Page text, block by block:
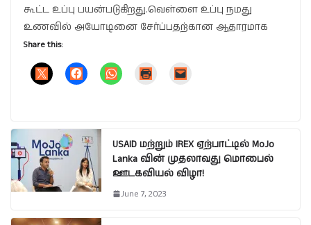
கூட்ட உப்பு பயன்படுகிறது.வெள்ளை உப்பு நமது
உணவில் அயோடினை சேர்ப்பதற்கான ஆதாரமாக
Share this:
USAID மற்றும் IREX ஏற்பாட்டில் MoJo
Lanka வின் முதலாவது மொபைல்
ஊடகவியல் விழா!
June 7, 2023